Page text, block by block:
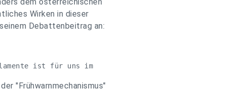
Wirken in dieser
Debattenbeitrag an:
ist für uns im
"Frühwarnmechanismus"